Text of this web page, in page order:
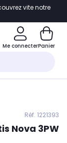
vite notre
Me connecterPanier
Réf. 1221393
Nova 3PW